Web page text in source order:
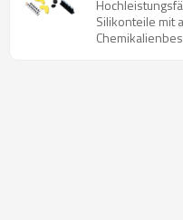
Silikonteile mit